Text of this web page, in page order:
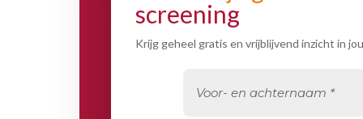
screening
Krijg geheel gratis en vrijblijvend inzicht in